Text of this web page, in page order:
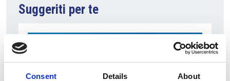
Consent Details About
Suggeriti per te